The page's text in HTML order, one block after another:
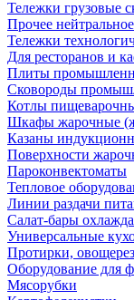
Тележки грузовые
Прочее
Тележки
Для ресторанов и
Плиты
Сковороды
Котлы
Шкафы жарочные
Казаны
Поверхности
Пароконвектоматы
Тепловое
Линии раздачи
Салат-бары
Универсальные
Протирки,
Оборудование для
Мясорубки